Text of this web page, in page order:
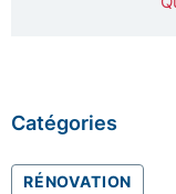
Catégories
RÉNOVATION